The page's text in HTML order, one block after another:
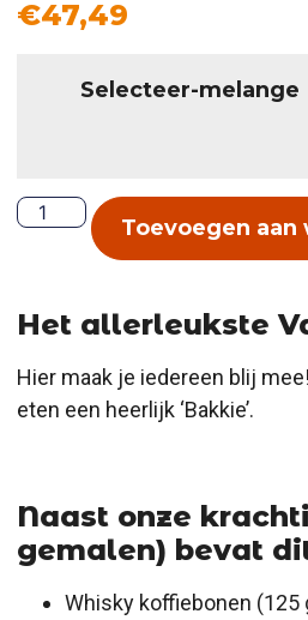
€47,49
Selecteer-melange
Toevoegen
Het allerleukste
Hier maak je iedereen blij
eten een heerlijk ‘Bakkie’.
Naast onze
gemalen) bevat
Whisky koffiebonen (125